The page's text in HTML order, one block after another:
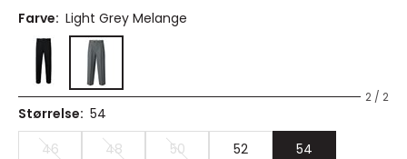
Farve: Light Grey Melange
2 / 2
Størrelse: 54
46
48 50 52 54